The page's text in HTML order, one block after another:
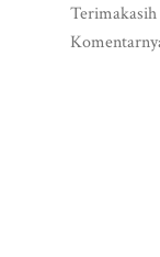
Terimakasih